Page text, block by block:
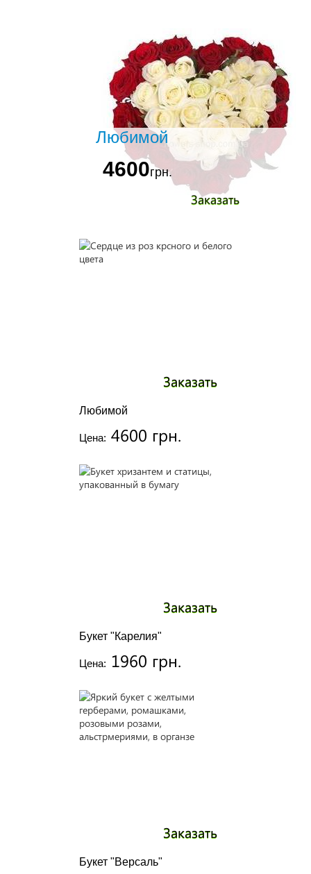
Любимой
4600грн.
Заказать
Любимой
Цена: 4600 грн.
Заказать
Букет "Карелия"
Цена: 1960 грн.
Заказать
Букет "Версаль"
Заказать